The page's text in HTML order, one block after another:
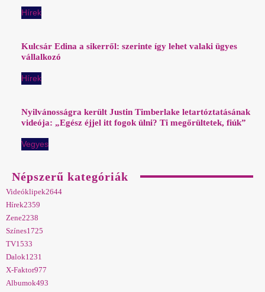
Hírek
Kulcsár Edina a sikerről: szerinte így lehet valaki ügyes
vállalkozó
Hírek
Nyilvánosságra került Justin Timberlake letartóztatásának
videója: „Egész éjjel itt fogok ülni? Ti megőrültetek, fiúk”
Vegyes
Népszerű kategóriák
Videóklipek2644
Hírek2359
Zene2238
Színes1725
TV1533
Dalok1231
X-Faktor977
Albumok493